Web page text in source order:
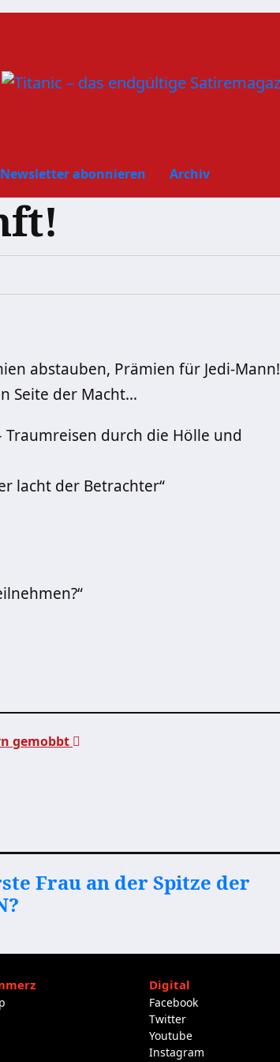
Newsletter abonnieren Archiv
abstauben, Prämien für Jedi-Mann!
Seite der Macht…
durch die Hölle und
lacht der Betrachter“
gemobbt
Frau an der Spitze der
Digital
Facebook
Twitter
Youtube
Instagram